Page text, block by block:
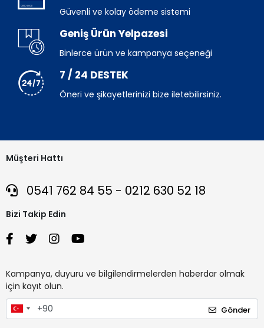
Güvenli ve kolay ödeme sistemi
Geniş Ürün Yelpazesi
Binlerce ürün ve kampanya seçeneği
7 / 24 DESTEK
Öneri ve şikayetlerinizi bize iletebilirsiniz.
Müşteri Hattı
0541 762 84 55 - 0212 630 52 18
Bizi Takip Edin
Kampanya, duyuru ve bilgilendirmelerden haberdar olmak
için kayıt olun.
Gönder